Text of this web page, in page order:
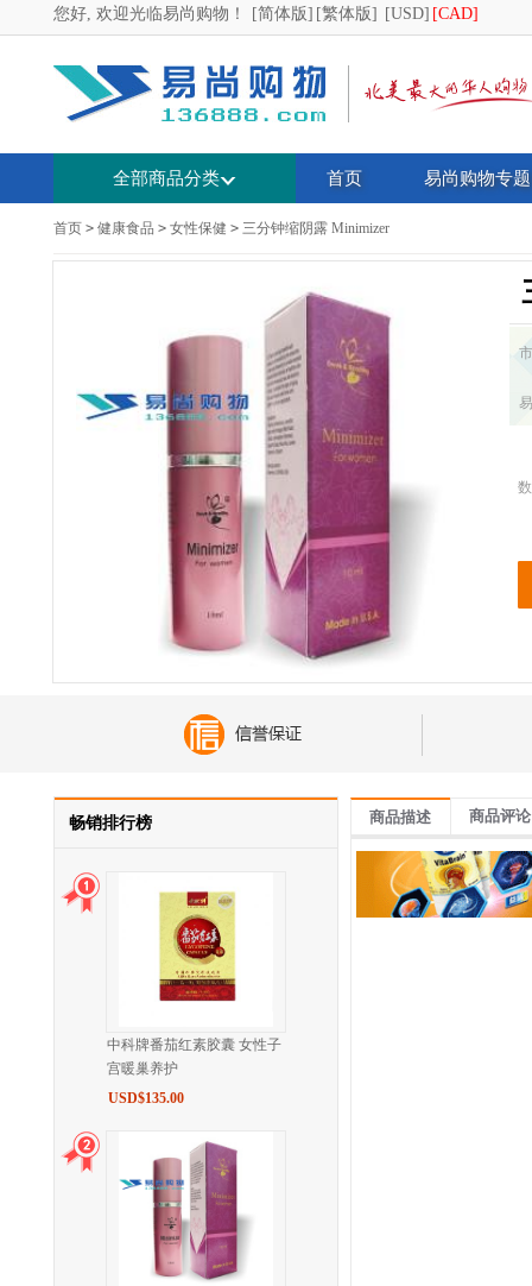
您好, 欢迎光临易尚购物！ [简体版] [繁体版] [USD] [CAD]
全部商品分类 首页 易尚购物专题
首页 > 健康食品 > 女性保健 > 三分钟缩阴露 Minimizer
畅销排行榜
中科牌番茄红素胶囊 女性子
宫暖巢养护
USD$135.00
商品描述 商品评论